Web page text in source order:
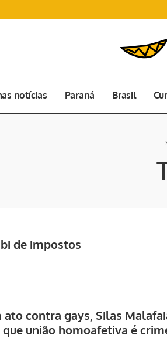
notícias Paraná Brasil
bi de impostos
ato contra gays, Silas
que união homoafetiva é